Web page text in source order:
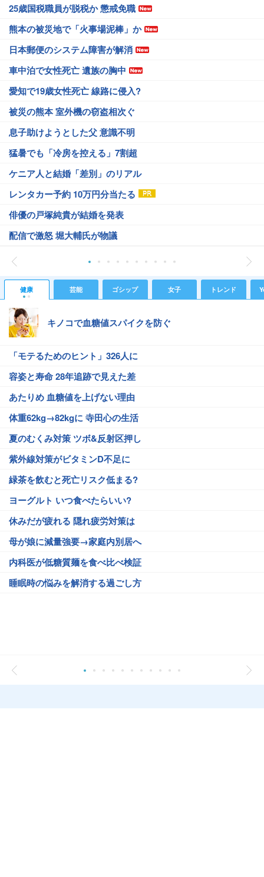
25歳国税職員が脱税か 懲戒免職
熊本の被災地で「火事場泥棒」か
日本郵便のシステム障害が解消
車中泊で女性死亡 遺族の胸中
愛知で19歳女性死亡 線路に侵入?
被災の熊本 室外機の窃盗相次ぐ
息子助けようとした父 意識不明
猛暑でも「冷房を控える」7割超
ケニア人と結婚「差別」のリアル
レンタカー予約 10万円分当たる
俳優の戸塚純貴が結婚を発表
配信で激怒 堀大輔氏が物議
健康 芸能 ゴシップ 女子 トレンド
キノコで血糖値スパイクを防ぐ
「モテるためのヒント」326人に
容姿と寿命 28年追跡で見えた差
あたりめ 血糖値を上げない理由
体重62kg→82kgに 寺田心の生活
夏のむくみ対策 ツボ&反射区押し
紫外線対策がビタミンD不足に
緑茶を飲むと死亡リスク低まる?
ヨーグルト いつ食べたらいい?
休みだが疲れる 隠れ疲労対策は
母が娘に減量強要→家庭内別居へ
内科医が低糖質麺を食べ比べ検証
睡眠時の悩みを解消する過ごし方